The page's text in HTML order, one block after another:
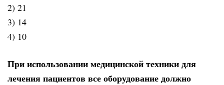
2) 21
3) 14
4) 10
При использовании медицинской техники для
лечения пациентов все оборудование должно